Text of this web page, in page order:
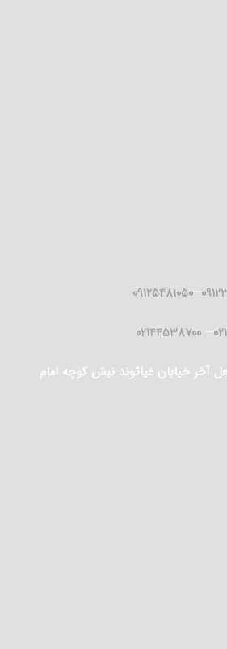
–
09125481050
–
آخر خیابان غیاثوند نبش کوچه امام